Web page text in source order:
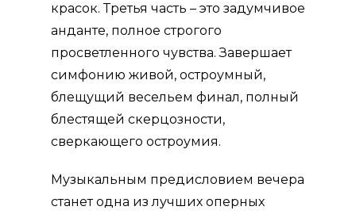
кра­сок. Третья часть – это задумчивое
анданте, полное строгого
просветлен­ного чувства. Завершает
симфонию живой, остроумный,
блещущий весельем финал, полный
блестящей скерцозности,
сверкающего остроумия.
Музыкальным предисловием вечера
станет одна из лучших оперных